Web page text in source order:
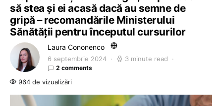
să stea și ei acasă dacă au semne de
gripă – recomandările Ministerului
Sănătății pentru începutul cursurilor
Laura Cononenco
6 septembrie 2024 3 minute read
2 comments
964 de vizualizări